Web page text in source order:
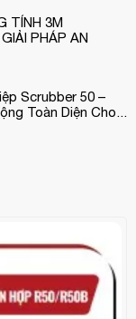
TÍNH 3M
PHÁP AN
Scrubber 50 –
Toàn Diện Cho...